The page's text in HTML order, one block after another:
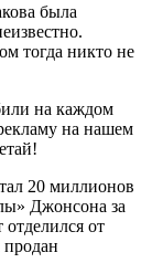
была
тогда никто не
на каждом
на нашем
20 миллионов
Джонсона за
от
продан